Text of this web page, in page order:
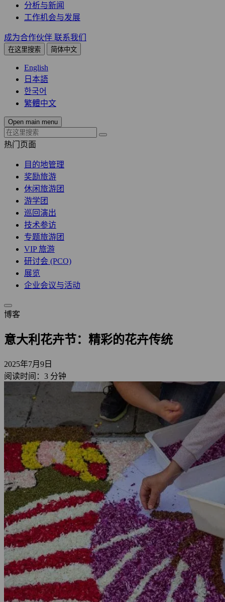
分析与新闻
工作机会与发展
成为合作伙伴 联系我们
在这里搜索 简体中文
English
日本語
한국어
繁體中文
Open main menu
热门页面
目的地管理
奖励旅游
休闲旅游团
游学团
巡回演出
技术参访
专题旅游团
VIP 旅游
研讨会 (PCO)
展览
企业会议与活动
博客
意大利花卉节：精彩的花卉传统
2025年7月9日
阅读时间：3 分钟